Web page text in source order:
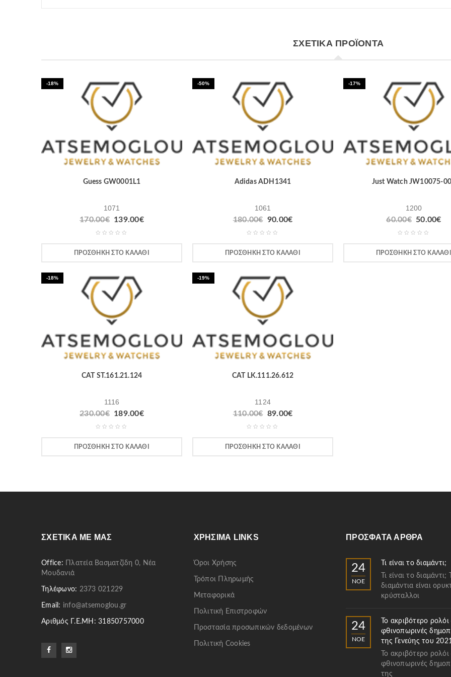
ΣΧΕΤΙΚΆ ΠΡΟΪΌΝΤΑ
-18%
Guess GW0001L1
1071
170.00€ 139.00€
ΠΡΟΣΘΉΚΗ ΣΤΟ ΚΑΛΆΘΙ
-50%
Adidas ADH1341
1061
180.00€ 90.00€
ΠΡΟΣΘΉΚΗ ΣΤΟ ΚΑΛΆΘΙ
-17%
Just Watch JW10075-
1200
60.00€ 50.00€
ΠΡΟΣΘΉΚΗ ΣΤΟ ΚΑΛΆΘΙ
-18%
CAT ST.161.21.124
1116
230.00€ 189.00€
ΠΡΟΣΘΉΚΗ ΣΤΟ ΚΑΛΆΘΙ
-19%
CAT LK.111.26.612
1124
110.00€ 89.00€
ΠΡΟΣΘΉΚΗ ΣΤΟ ΚΑΛΆΘΙ
ΣΧΕΤΙΚΆ ΜΕ ΜΑΣ
Office:
Πλατεία Βασματζίδη 0, Νέα
Μουδανιά
Τηλέφωνο: 2373 021229
Email: info@atsemoglou.gr
Αριθμός Γ.Ε.ΜΗ: 31850757000
ΧΡΉΣΙΜΑ LINKS
Όροι Χρήσης
Τρόποι Πληρωμής
Μεταφορικά
Πολιτική Επιστροφών
Προστασία προσωπικών δεδομένων
Πολιτική Cookies
ΠΡΌΣΦΑΤΑ ΆΡΘΡΑ
24
ΝΟΈ
Τι είναι το διαμάντι;
Τι είναι το διαμάντι;
διαμάντια είναι
κρύσταλλοι
24
ΝΟΈ
Το ακριβότερο
φθινοπωρινές
της Γενεύης του
Το ακριβότερο
φθινοπωρινές
της